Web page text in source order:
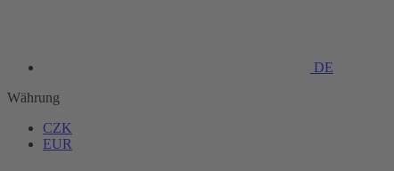
DE
Währung
CZK
EUR